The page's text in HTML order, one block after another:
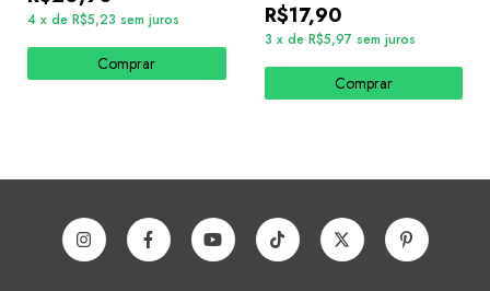
4 x de R$5,23 sem juros
Comprar
R$17,90
3 x de R$5,97 sem juros
Comprar